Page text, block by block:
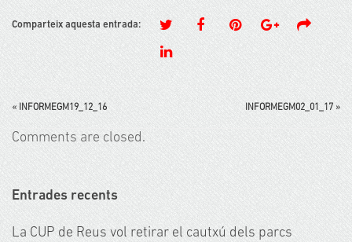
Comparteix aquesta entrada:
« INFORMEGM19_12_16 INFORMEGM02_01_17 »
Comments are closed.
Entrades recents
La CUP de Reus vol retirar el cautxú dels parcs